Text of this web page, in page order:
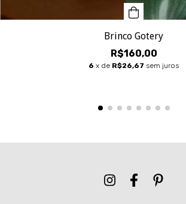
Brinco Gotery
R$160,00
6 x de R$26,67 sem juros